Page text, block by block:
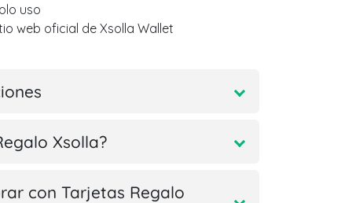
uso
web oficial de Xsolla Wallet
Xsolla?
con Tarjetas Regalo